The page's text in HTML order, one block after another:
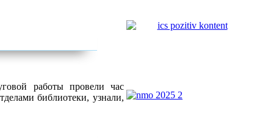
работы провели час
библиотеки, узнали,